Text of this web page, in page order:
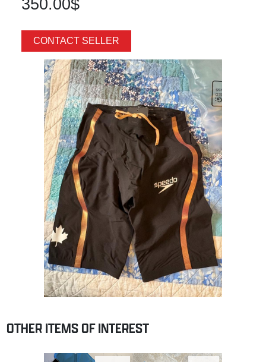
350.00$
CONTACT SELLER
OTHER ITEMS OF INTEREST